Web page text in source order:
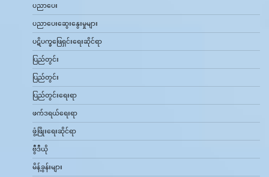
ပညာပေး
ပညာပေးဆွေးနွေးမှုများ
ပဋိပက္ခဖြေရှင်းရေးဆိုင်ရာ
ပြည်တွင်း
ပြည်တွင်း
ပြည်တွင်းရေးရာ
ဖက်ဒရယ်ရေးရာ
ဖွံ့ဖြိုးရေးဆိုင်ရာ
ဗွီဒီယို
မိန့်ခွန်းများ